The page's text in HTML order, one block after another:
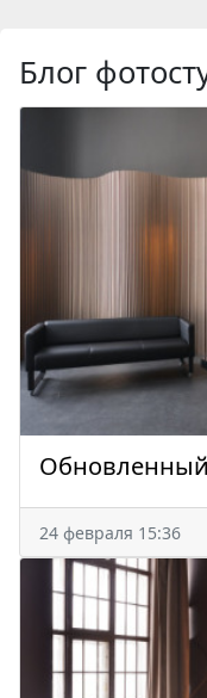
Блог
24 февраля 15:36